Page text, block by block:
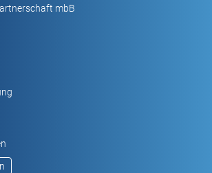
mbB